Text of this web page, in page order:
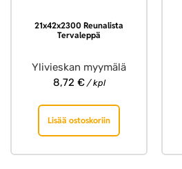
21x42x2300 Reunalista
Tervaleppä
Ylivieskan myymälä
8,72 €/ kpl
Lisää ostoskoriin